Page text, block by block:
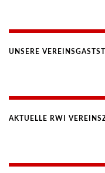
UNSERE
AKTUELLE RWI